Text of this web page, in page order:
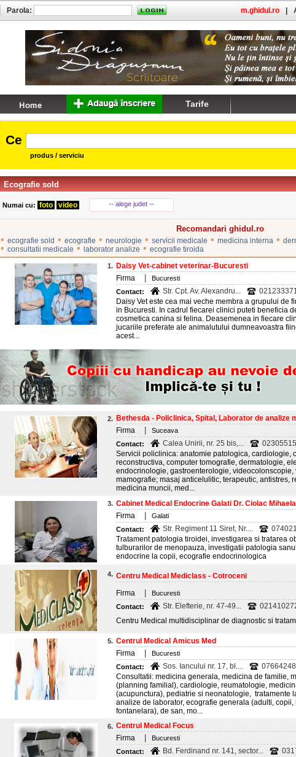
Ce
produs / serviciu
Ecografie sold
Numai cu: foto video -- alege judet --
Recomandari ghidul.ro
• ecografie sold • ecografie • neurologie • servicii medicale • medicina interna •
• consultatii medicale • laborator analize • ecografie tiroida
1. Daisy Vet-cabinet veterinar-Bucuresti
Firma
Bucuresti
Contact:
Str. Cpt. Av. Alexandru...
Daisy Vet este cea mai veche membra a grupului de
in Bucuresti. In cadrul fiecarei clinici puteti beneficia
cosmetica canina si felina. Deasemenea in fiecare
jucariile preferate ale animalutului dumneavoastra
acest...
2. Bethesda - Policlinica, Spital, Laborator de analize
Firma
Suceava
Contact:
Calea Unirii, nr. 25 bis,...
Servicii policlinica: anatomie patologica, cardiologie,
reconstructiva, computer tomografie, dermatologie,
endocrinologie, gastroenterologie,
mamografie; masaj anticelulitic, terapeutic, antistres,
medicina muncii, med...
3. Cabinet Medical Endocrine Galati Dr. Ciolac Mihaela
Firma
Galati
Contact:
Str. Regiment 11 Siret, Nr....
Tratament patologia tiroidei, investigarea si tratarea
tulburarilor de menopauza, investigatii patologia
endocrine la copii, ecografie endocrinologica
4. Centru Medical Mediclass - Cotroceni
Firma
Bucuresti
Contact:
Str. Elefterie, nr. 47-49...
Centru Medical multidisciplinar de diagnostic si
5. Centrul Medical Amicus Med
Firma
Bucuresti
Contact:
Sos. Iancului nr. 17, bl....
Consultatii: medicina generala, medicina de familie,
(planning familial), cardiologie, reumatologie,
(acupunctura), pediatrie si neonatologie, tratamente
analize de laborator, ecografie generala (adulti,
fontanelara), de san, mo...
6. Centrul Medical Focus
Firma
Bucuresti
Contact:
Bd. Ferdinand nr. 141, sector...
Parola: m.ghidul.ro
Tarife